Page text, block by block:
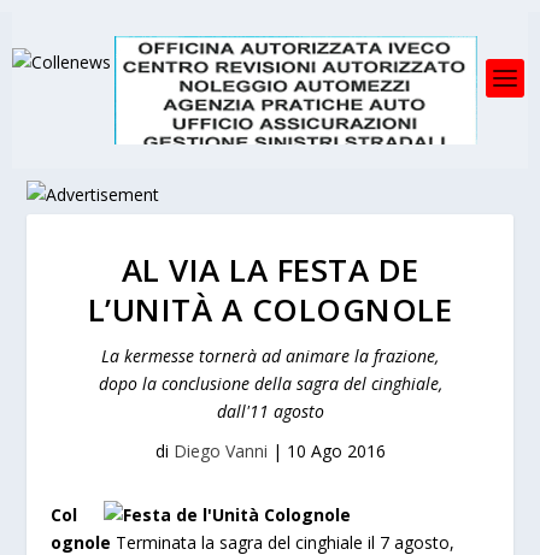
AL VIA LA FESTA DE
L’UNITÀ A COLOGNOLE
La kermesse tornerà ad animare la frazione,
dopo la conclusione della sagra del cinghiale,
dall'11 agosto
di Diego Vanni | 10 Ago 2016
Col
ognole Terminata lasagra del cinghiale il 7 agosto,